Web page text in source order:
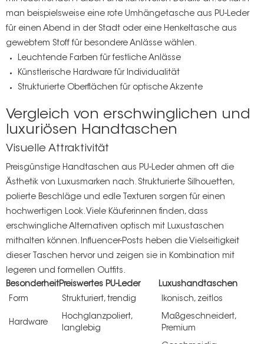
man beispielsweise eine rote Umhängetasche aus PU-Leder
für einen Abend in der Stadt oder eine Henkeltasche aus
gewebtem Stoff für besondere Anlässe wählen.
Leuchtende Farben für festliche Anlässe
Künstlerische Hardware für Individualität
Strukturierte Oberflächen für optische Akzente
Vergleich von erschwinglichen und
luxuriösen Handtaschen
Visuelle Attraktivität
Preisgünstige Handtaschen aus PU-Leder ahmen oft die
Ästhetik von Luxusmarken nach. Strukturierte Silhouetten,
polierte Beschläge und edle Texturen sorgen für einen
hochwertigen Look. Viele Käuferinnen finden, dass
erschwingliche Alternativen optisch mit Luxustaschen
mithalten können. Influencer-Posts heben die Vielseitigkeit
dieser Taschen hervor und zeigen sie in Kombination mit
legeren und formellen Outfits.
BesonderheitPreiswertes PU-Leder
Luxushandtaschen
Form
Strukturiert, trendig Ikonisch, zeitlos
Hardware
Hochglanzpoliert,
langlebig
Maßgeschneidert,
Premium